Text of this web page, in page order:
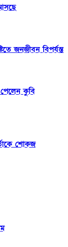
জনজীবন বিপর্যস্ত
কুবি
শোকজ